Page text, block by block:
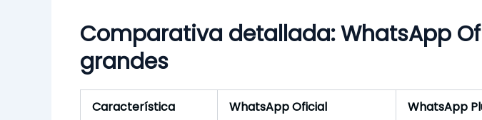
Comparativa detallada: WhatsApp
grandes
Característica WhatsApp Oficial WhatsApp